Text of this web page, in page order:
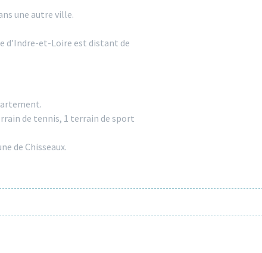
une autre ville.
d’Indre-et-Loire est distant de
de tennis, 1 terrain de sport
de Chisseaux.